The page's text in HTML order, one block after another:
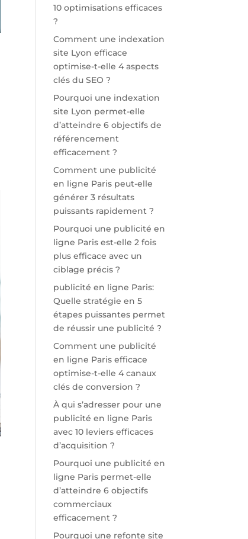
10 optimisations efficaces
?
Comment une indexation
site Lyon efficace
optimise-t-elle 4 aspects
clés du SEO ?
Pourquoi une indexation
site Lyon permet-elle
d’atteindre 6 objectifs de
référencement
efficacement ?
Comment une publicité
en ligne Paris peut-elle
générer 3 résultats
puissants rapidement ?
Pourquoi une publicité en
ligne Paris est-elle 2 fois
plus efficace avec un
ciblage précis ?
publicité en ligne Paris:
Quelle stratégie en 5
étapes puissantes permet
de réussir une publicité ?
Comment une publicité
en ligne Paris efficace
optimise-t-elle 4 canaux
clés de conversion ?
À qui s’adresser pour une
publicité en ligne Paris
avec 10 leviers efficaces
d’acquisition ?
Pourquoi une publicité en
ligne Paris permet-elle
d’atteindre 6 objectifs
commerciaux
efficacement ?
Pourquoi une refonte site